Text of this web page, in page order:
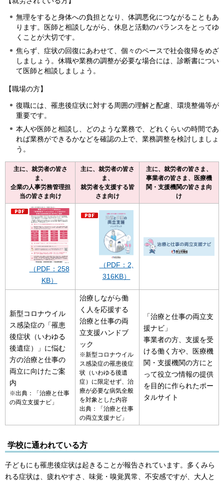
無理をすると身体への負担となり、体調悪化につながることもあ
ります。医師と相談しながら、休息と活動のバランスをとってゆ
くことが大切です。
焦らず、症状の回復にあわせて、個々のペースで社会復帰をめざ
しましょう。休職や業務の調整が必要な場合には、診断書につい
て医師と相談しましょう。
【職場の方】
復職には、罹患後症状に対する周囲の理解と配慮、環境整備等が
重要です。
本人や医師と相談し、どのような業務で、どれくらいの時間であ
れば業務ができるかなどを確認の上で、業務調整を検討しましょ
う。
主に、就労者の皆さ
ま、
企業の人事労務管理担
当の皆さま向け
主に、就労者の皆さ
ま、
就労者を支援する皆
さま向け
主に、就労者の皆さま、
事業者の皆さま、医療機
関・支援機関の皆さま向
け
（PDF：258
KB）
（PDF：2,
316KB）
新型コロナウイル
ス感染症の「罹患
後症状（いわゆる
後遺症）」に悩む
方の治療と仕事の
両立に向けたご案
内
※出典：「治療と仕事
の両立支援ナビ」
治療しながら働
く人を応援する
治療と仕事の両
立支援ハンドブ
ック
※新型コロナウイル
ス感染症の罹患後症
状（いわゆる後遺
症）に限定せず、治
療が必要な病気全般
を対象とした内容
出典：「治療と仕事
の両立支援ナビ」
「治療と仕事の両立支
援ナビ」
事業者の方、支援を受
ける働く方や、医療機
関・支援機関の方にと
って役立つ情報の提供
を目的に作られたポー
タルサイト
学校に通われている方
子どもにも罹患後症状は起きることが報告されています。多くみら
れる症状は、疲れやすさ、味覚・嗅覚異常、不安感ですが、大人と